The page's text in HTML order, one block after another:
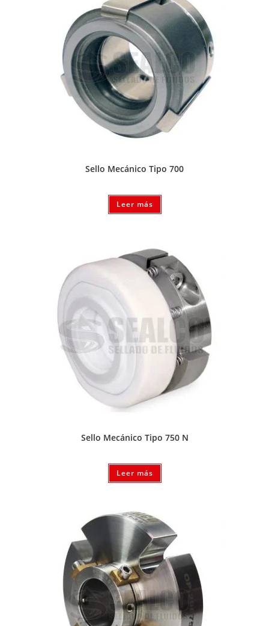
Sello Mecánico Tipo 700
Leer más
Sello Mecánico Tipo 750 N
Leer más